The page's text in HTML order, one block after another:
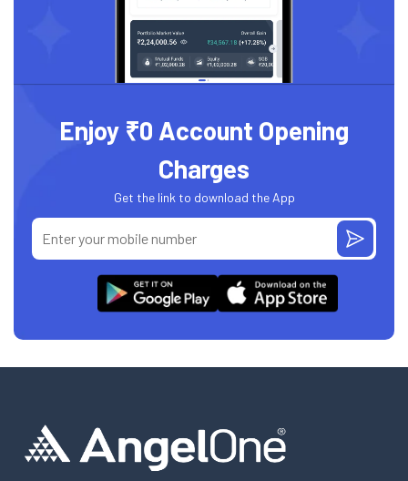
Enjoy ₹0 Account Opening
Charges
Get the link to download the App